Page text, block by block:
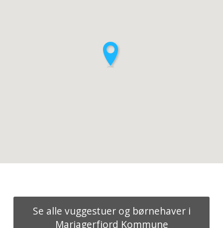
Se alle vuggestuer og børnehaver i
Mariagerfjord Kommune